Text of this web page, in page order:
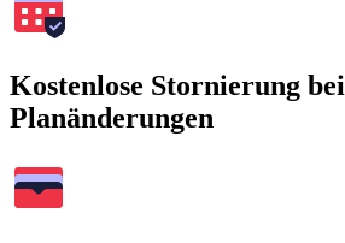
Kostenlose Stornierung bei
Planänderungen